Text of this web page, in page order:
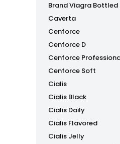
Brand Viagra Bottled
Caverta
Cenforce
Cenforce D
Cenforce
Cenforce Soft
Cialis
Cialis Black
Cialis Daily
Cialis Flavored
Cialis Jelly